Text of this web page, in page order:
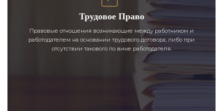
Трудовое Право
Правовые отношения возникающие между работником и
работодателем на основании трудового договора, либо при
отсутствии такового по вине работодателя.